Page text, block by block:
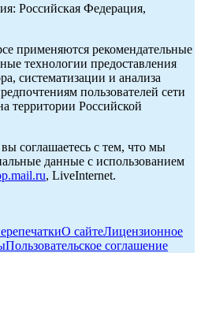
Российская Федерация,
применяются рекомендательные
технологии предоставления
систематизации и анализа
пользователей сети
территории Российской
соглашаетесь с тем, что мы
данные с использованием
, LiveInternet.
О сайтеЛицензионное
Пользовательское соглашение